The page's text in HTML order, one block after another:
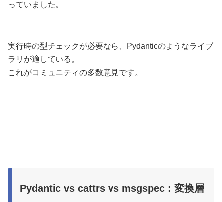
っていました。
実行時の型チェックが必要なら、Pydanticのようなライブ
ラリが適している。
これがコミュニティの多数意見です。
Pydantic vs cattrs vs msgspec：変換層